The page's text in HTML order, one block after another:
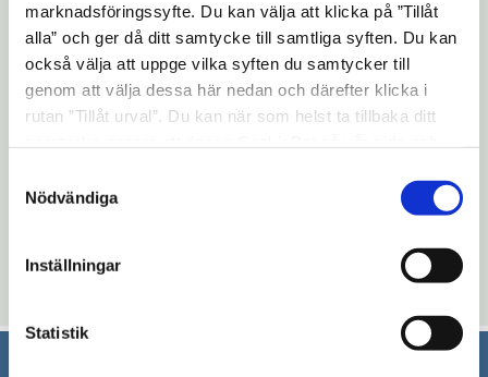
marknadsföringssyfte. Du kan välja att klicka på ”Tillåt
alla” och ger då ditt samtycke till samtliga syften. Du kan
också välja att uppge vilka syften du samtycker till
genom att välja dessa här nedan och därefter klicka i
rutan ”Tillåt urval”. Du kan när som helst ta tillbaka ditt
"Visa detaljer" kan du läsa om hur kakorna används och
hur vi och våra leverantörer inhämtar och behandlar
Nödvändiga
Inställningar
Statistik
talet fanns relativt täta kontakter med Angers via många
olika projekt och samarbeten. Detta ledde till att
kommunerna kom överens om att etablera ett formellt
vänortssamarbete i ett avtal som skrevs i september 2001.
I avtalet framgår att särskilt intressanta områden att